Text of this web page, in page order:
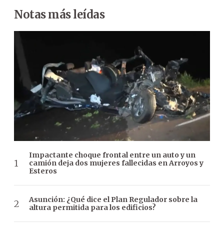
Notas más leídas
Impactante choque frontal entre un auto y un
camión deja dos mujeres fallecidas en Arroyos y
Esteros
Asunción: ¿Qué dice el Plan Regulador sobre la
altura permitida para los edificios?